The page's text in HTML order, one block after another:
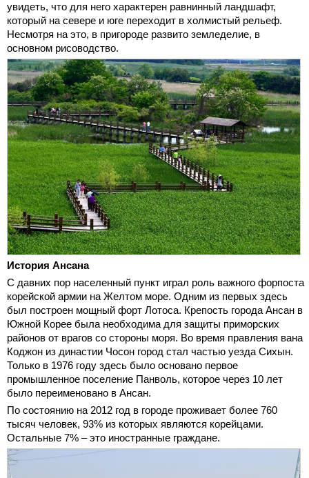
увидеть, что для него характерен равнинный ландшафт,
который на севере и юге переходит в холмистый рельеф.
Несмотря на это, в пригороде развито земледелие, в
основном рисоводство.
История Ансана
С давних пор населенный пункт играл роль важного форпоста
корейской армии на Желтом море. Одним из первых здесь
был построен мощный форт Лотоса. Крепость города Ансан в
Южной Корее была необходима для защиты приморских
районов от врагов со стороны моря. Во время правления вана
Коджон из династии Чосон город стал частью уезда Сихын.
Только в 1976 году здесь было основано первое
промышленное поселение Панволь, которое через 10 лет
было переименовано в Ансан.
По состоянию на 2012 год в городе проживает более 760
тысяч человек, 93% из которых являются корейцами.
Остальные 7% – это иностранные граждане.